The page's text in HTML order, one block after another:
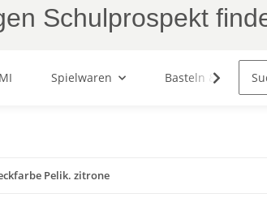
Schulprospekt
Spielwaren Basteln & Malen
Pelik. zitrone